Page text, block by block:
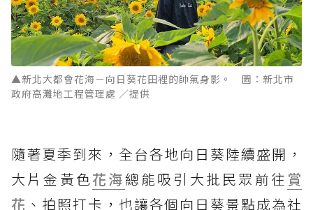
▲新北大都會花海－向日葵花田裡的帥氣身影。 圖：新北市
政府高灘地工程管理處 ／提供
隨著夏季到來，全台各地向日葵陸續盛開，
大片金黃色花海總能吸引大批民眾前往 賞
花 、拍照打卡，也讓各個向日葵景點成為社